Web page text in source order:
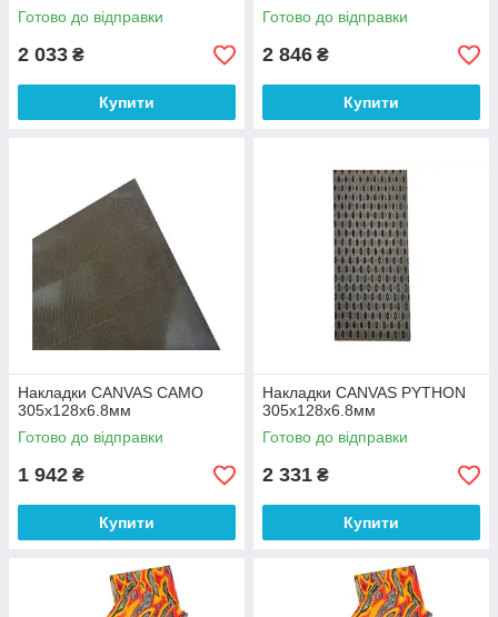
Готово до відправки
2 033 ₴
Купити
Готово до відправки
2 846 ₴
Купити
Накладки CANVAS CAMO
305х128х6.8мм
Готово до відправки
1 942 ₴
Купити
Накладки CANVAS PYTHON
305х128х6.8мм
Готово до відправки
2 331 ₴
Купити